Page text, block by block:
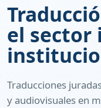
el sector
Traducciones
y audiovisuales en